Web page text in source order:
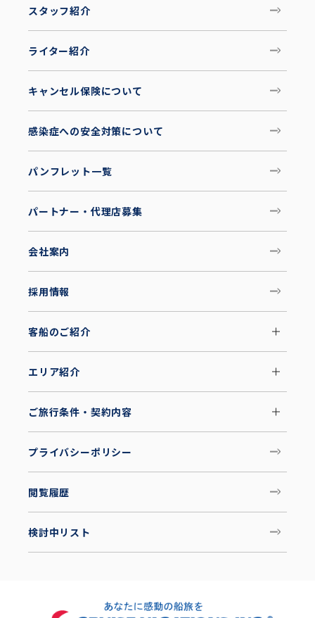
スタッフ紹介
ライター紹介
キャンセル保険について
感染症への安全対策について
パンフレット一覧
パートナー・代理店募集
会社案内
採用情報
客船のご紹介
エリア紹介
ご旅行条件・契約内容
プライバシーポリシー
閲覧履歴
検討中リスト